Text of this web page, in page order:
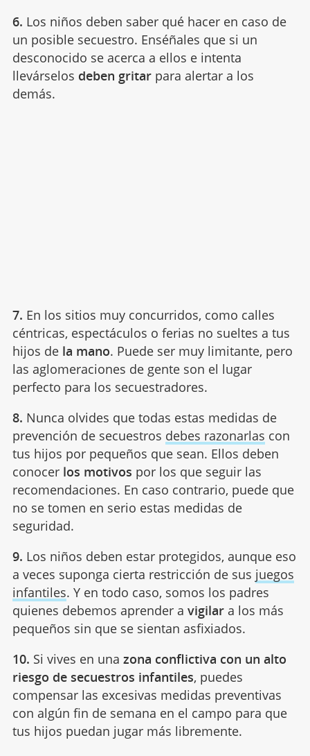
6. Los niños deben saber qué hacer en caso de
un posible secuestro. Enséñales que si un
desconocido se acerca a ellos e intenta
llevárselos deben gritarpara alertar a los
demás.
7. En los sitios muy concurridos, como calles
céntricas, espectáculos o ferias no sueltes a tus
hijos de la mano. Puede ser muy limitante, pero
las aglomeraciones de gente son el lugar
perfecto para los secuestradores.
8. Nunca olvides que todas estas medidas de
prevención de secuestros debes razonarlas con
tus hijos por pequeños que sean. Ellos deben
conocer los motivos por los que seguir las
recomendaciones. En caso contrario, puede que
no se tomen en serio estas medidas de
seguridad.
9. Los niños deben estar protegidos, aunque eso
a veces suponga cierta restricción de sus juegos
infantiles. Y en todo caso, somos los padres
quienes debemos aprender a vigilara los más
pequeños sin que se sientan asfixiados.
10. Si vives en una zona conflictiva con un alto
riesgo de secuestros infantiles, puedes
compensar las excesivas medidas preventivas
con algún fin de semana en el campo para que
tus hijos puedan jugar más libremente.